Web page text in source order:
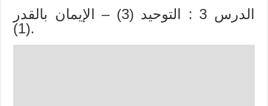
الدرس 3 : التوحيد (3) – الإيمان بالقدر
(1).